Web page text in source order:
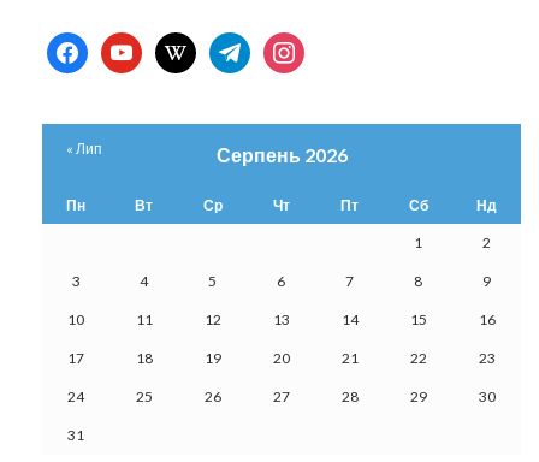
facebookyoutubewikipediatelegraminstagram
Серпень 2026
Пн Вт Ср Чт Пт Сб Нд
1 2
3 4 5 6 7 8 9
10 11 12 13 14 15 16
17 18 19 20 21 22 23
24 25 26 27 28 29 30
31
« Лип